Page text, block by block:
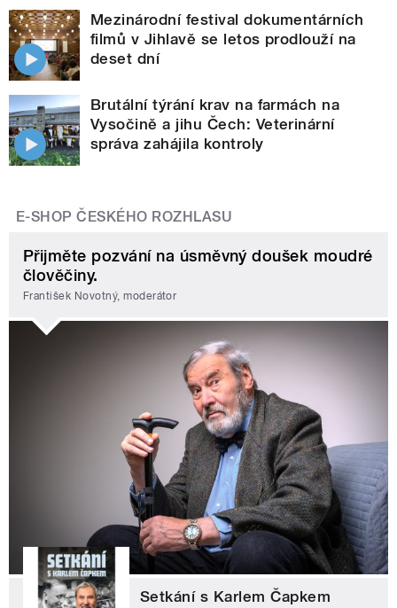
Mezinárodní festival dokumentárních
filmů v Jihlavě se letos prodlouží na
deset dní
Brutální týrání krav na farmách na
Vysočině a jihu Čech: Veterinární
správa zahájila kontroly
E-SHOP ČESKÉHO ROZHLASU
Přijměte pozvání na úsměvný doušek moudré
člověčiny.
František Novotný, moderátor
Setkání s Karlem Čapkem